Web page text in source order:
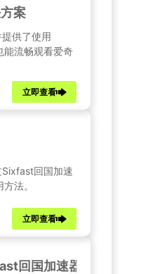
案
供了使用
能流畅观看爱奇
立即查看
回国加速
法。
立即查看
回国加速器